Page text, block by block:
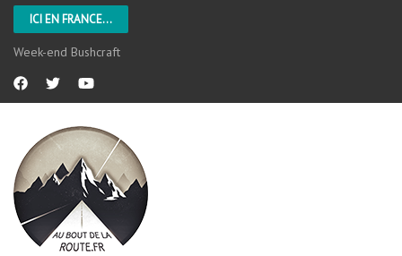
ICI EN FRANCE...
Week-end Bushcraft